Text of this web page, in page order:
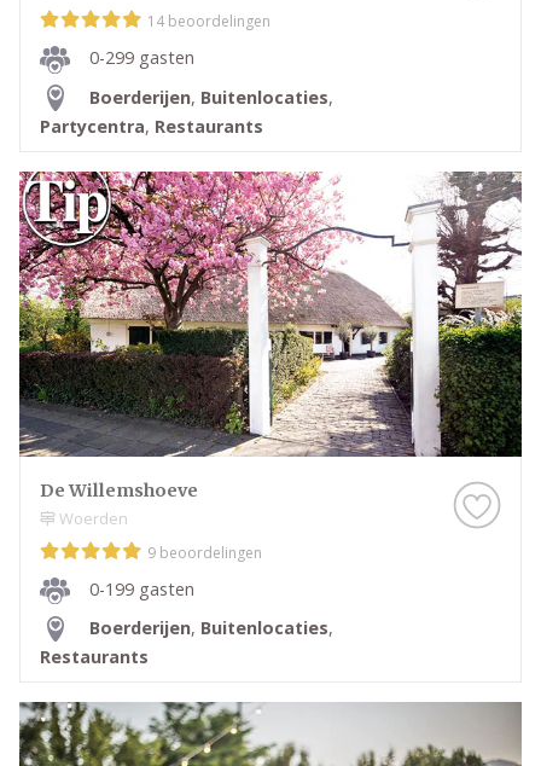
14 beoordelingen
0-299 gasten
Boerderijen, Buitenlocaties,
Partycentra, Restaurants
De Willemshoeve
Woerden
9 beoordelingen
0-199 gasten
Boerderijen, Buitenlocaties,
Restaurants